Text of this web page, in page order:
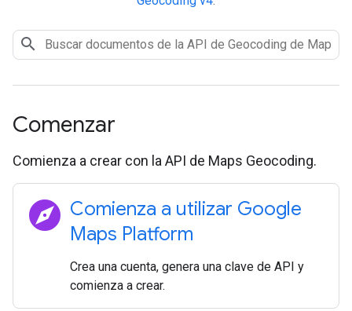
Comenzar
Comienza a crear con la API de Maps Geocoding.
explore Comienza a utilizar Google
Maps Platform
Crea una cuenta, genera una clave de API y
comienza a crear.